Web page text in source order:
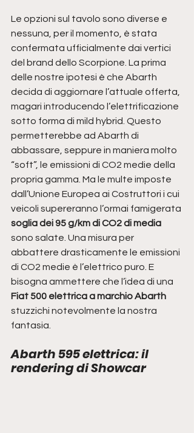
Le opzioni sul tavolo sono diverse e
nessuna, per il momento, è stata
confermata ufficialmente dai vertici
del brand dello Scorpione. La prima
delle nostre ipotesi è che Abarth
decida di aggiornare l’attuale offerta,
magari introducendo l’elettrificazione
sotto forma di mild hybrid. Questo
permetterebbe ad Abarth di
abbassare, seppure in maniera molto
“soft”, le emissioni di CO2 medie della
propria gamma. Ma le multe imposte
dall’Unione Europea ai Costruttori i cui
veicoli supereranno l’ormai famigerata
soglia dei 95 g/km di CO2 di media
sono salate. Una misura per
abbattere drasticamente le emissioni
di CO2 medie è l’elettrico puro. E
bisogna ammettere che l’idea di una
Fiat 500 elettrica a marchio Abarth
stuzzichi notevolmente la nostra
fantasia.
Abarth 595 elettrica: il
rendering di Showcar